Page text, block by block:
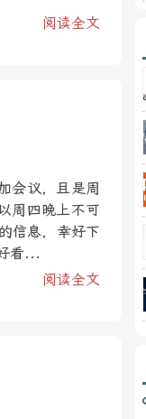
阅读全文
会议，且是周
周四晚上不可
信息，幸好下
看...
阅读全文